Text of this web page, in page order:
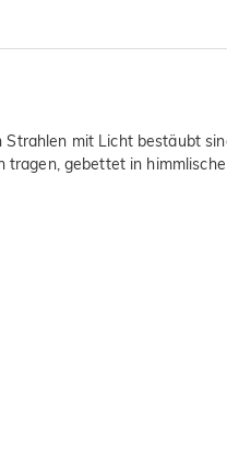
mit Licht bestäubt
gebettet in